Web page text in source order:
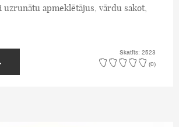
uzrunātu apmeklētājus, vārdu sakot,
Skatīts: 2523
(0)